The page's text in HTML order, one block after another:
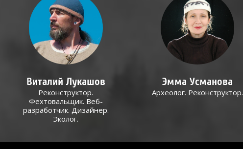
Виталий Лукашов
Реконструктор.
Фехтовальщик. Веб-
разработчик. Дизайнер.
Эколог.
Эмма Усманова
Археолог. Реконструктор.